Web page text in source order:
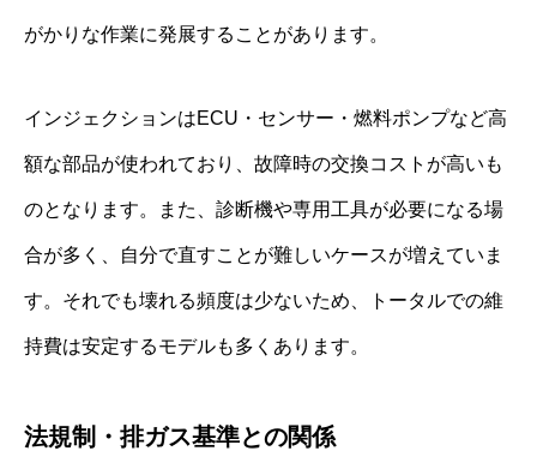
がかりな作業に発展することがあります。
インジェクションはECU・センサー・燃料ポンプなど高
額な部品が使われており、故障時の交換コストが高いも
のとなります。また、診断機や専用工具が必要になる場
合が多く、自分で直すことが難しいケースが増えていま
す。それでも壊れる頻度は少ないため、トータルでの維
持費は安定するモデルも多くあります。
法規制・排ガス基準との関係